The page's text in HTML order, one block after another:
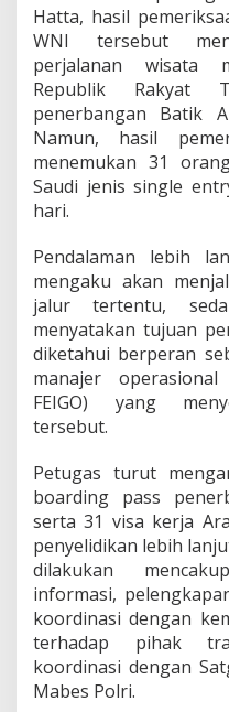
r
l
Hatta, hasil
WNI tersebut
perjalanan wisata
Republik Rakyat
penerbangan Batik
Namun, hasil
menemukan 31
Saudi jenis single
hari.
Pendalaman lebih
mengaku akan
jalur tertentu,
menyatakan tujuan
diketahui berperan
manajer
FEIGO) yang
tersebut.
Petugas turut
boarding pass
serta 31 visa kerja
penyelidikan lebih
dilakukan
informasi,
koordinasi dengan
terhadap pihak
koordinasi dengan
Mabes Polri.